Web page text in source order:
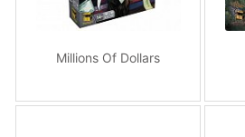
Millions Of Dollars